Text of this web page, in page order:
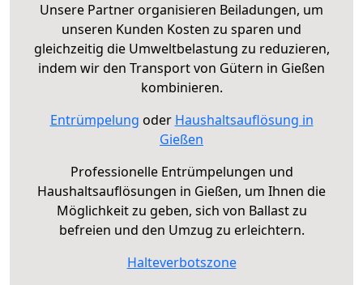
Unsere Partner organisieren Beiladungen, um
unseren Kunden Kosten zu sparen und
gleichzeitig die Umweltbelastung zu reduzieren,
indem wir den Transport von Gütern in Gießen
kombinieren.
Entrümpelung oder Haushaltsauflösung in
Gießen
Professionelle Entrümpelungen und
Haushaltsauflösungen in Gießen, um Ihnen die
Möglichkeit zu geben, sich von Ballast zu
befreien und den Umzug zu erleichtern.
Halteverbotszone